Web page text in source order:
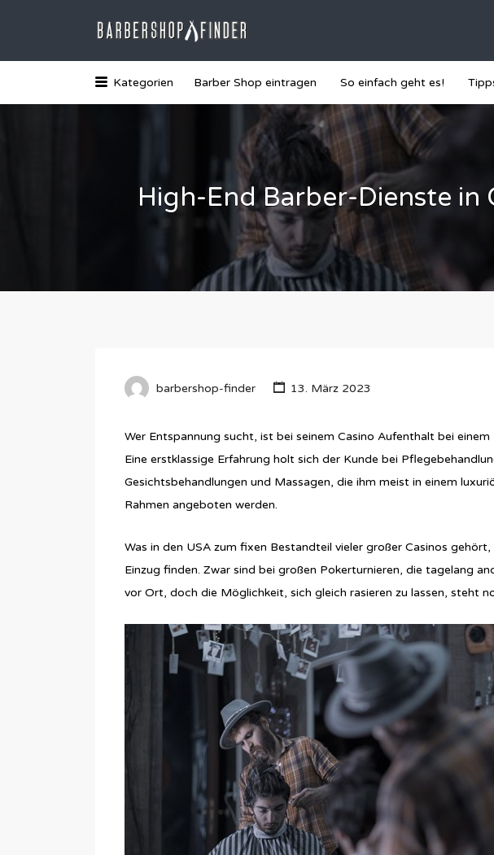
Das Barber-Shop Verzechnis
Suchen
nach:
Kategorien Barber Shop eintragen So einfach geht es!
High-End Barber-Dienste in
barbershop-finder 13. März 2023
Wer Entspannung sucht, ist bei seinem Casino Aufenthalt bei
Eine erstklassige Erfahrung holt sich der Kunde bei
Gesichtsbehandlungen und Massagen, die ihm meist in einem
Rahmen angeboten werden.
Was in den USA zum fixen Bestandteil vieler großer Casinos
Einzug finden. Zwar sind bei großen Pokerturnieren, die tagelang
vor Ort, doch die Möglichkeit, sich gleich rasieren zu lassen, steht